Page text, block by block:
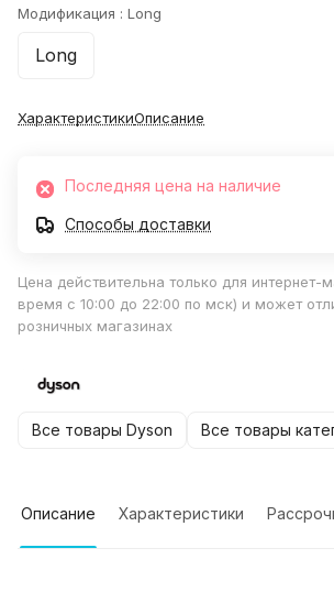
Модификация : Long
Long
ХарактеристикиОписание
Последняя цена на наличие
Способы доставки
Цена действительна только для интернет-
время с 10:00 до 22:00 по мск) и может
розничных магазинах
Все товары Dyson Все товары
Описание Характеристики